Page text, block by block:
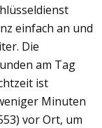
einfach an und
Die
am Tag
ist
Minuten
vor Ort, um